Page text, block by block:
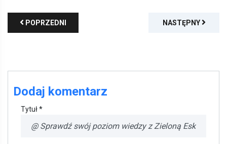
POPRZEDNI NASTĘPNY
Dodaj komentarz
Tytuł *